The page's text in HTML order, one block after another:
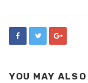
YOU MAY